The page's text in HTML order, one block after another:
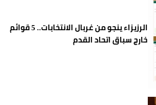
الرزيزاء ينجو من غربال الانتخابات.. 5 قوائم
خارج سباق اتحاد القدم